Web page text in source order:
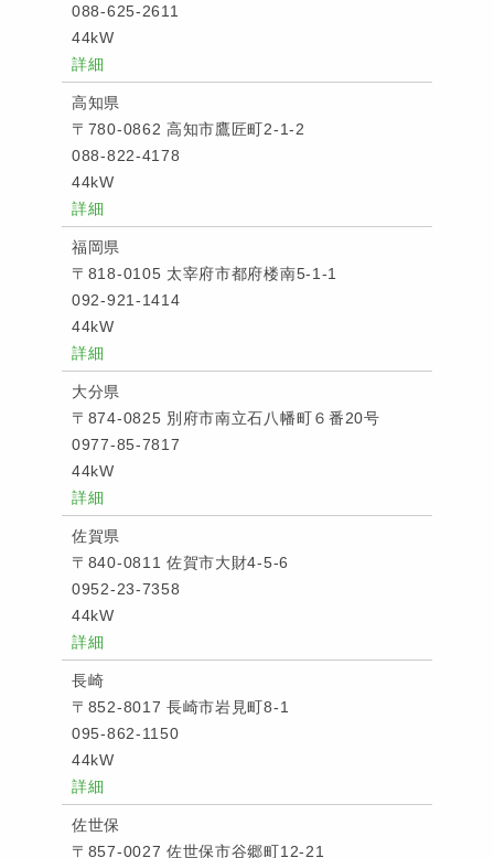
088-625-2611
44kW
詳細
高知県
〒780-0862 高知市鷹匠町2-1-2
088-822-4178
44kW
詳細
福岡県
〒818-0105 太宰府市都府楼南5-1-1
092-921-1414
44kW
詳細
大分県
〒874-0825 別府市南立石八幡町６番20号
0977-85-7817
44kW
詳細
佐賀県
〒840-0811 佐賀市大財4-5-6
0952-23-7358
44kW
詳細
長崎
〒852-8017 長崎市岩見町8-1
095-862-1150
44kW
詳細
佐世保
〒857-0027 佐世保市谷郷町12-21